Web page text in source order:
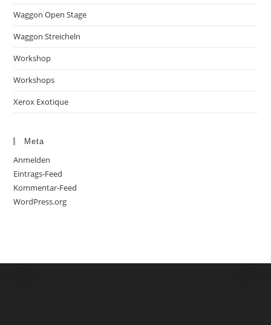
Waggon Open Stage
Waggon Streicheln
Workshop
Workshops
Xerox Exotique
Meta
Anmelden
Eintrags-Feed
Kommentar-Feed
WordPress.org